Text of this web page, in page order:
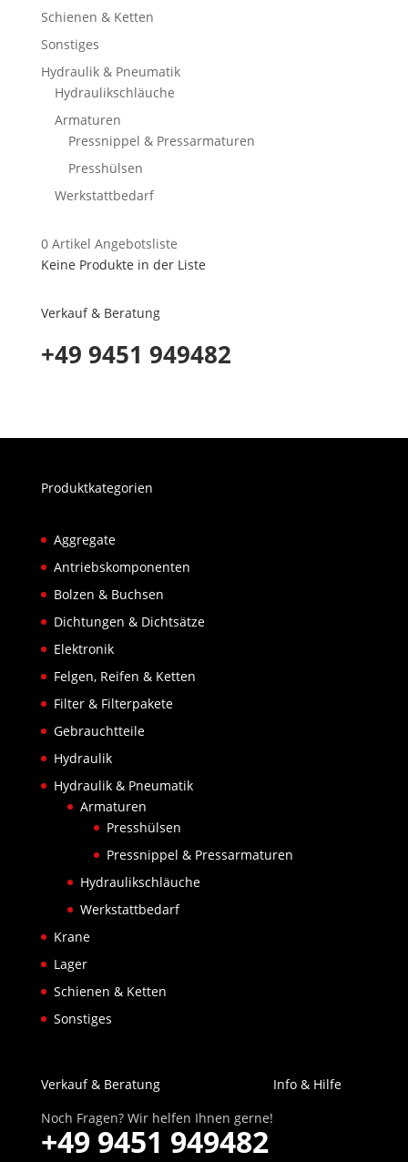
Schienen & Ketten
Sonstiges
Hydraulik & Pneumatik
Hydraulikschläuche
Armaturen
Pressnippel & Pressarmaturen
Presshülsen
Werkstattbedarf
0Artikel Angebotsliste
Keine Produkte in der Liste
Verkauf & Beratung
+49 9451 949482
Produktkategorien
Aggregate
Antriebskomponenten
Bolzen & Buchsen
Dichtungen & Dichtsätze
Elektronik
Felgen, Reifen & Ketten
Filter & Filterpakete
Gebrauchtteile
Hydraulik
Hydraulik & Pneumatik
Armaturen
Presshülsen
Pressnippel & Pressarmaturen
Hydraulikschläuche
Werkstattbedarf
Krane
Lager
Schienen & Ketten
Sonstiges
Verkauf & Beratung
Noch Fragen? Wir helfen Ihnen gerne!
+49 9451 949482
Info & Hilfe